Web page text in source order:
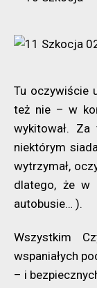
Tu oczywiście
też nie – w
wykitował.
niektórym
wytrzymał,
dlatego, że w
autobusie… ).
Wszystkim
wspaniałych
– i